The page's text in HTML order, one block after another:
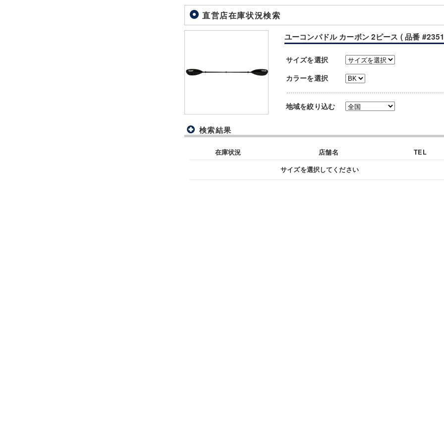
直営店在庫状況検索
ユーコンパドル カーボン 2ピース ( 品番
サイズを選択
カラーを選択
地域を絞り込む
検索結果
在庫状況 店舗名
TEL
サイズを選択してください